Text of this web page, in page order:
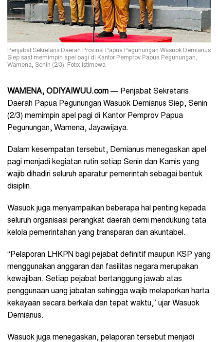
Penjabat Sekretaris Daerah Provinsi Papua Pegunungan Wasuok Demianus
Siep saat memimpin apel pagi di Kantor Pemprov Papua Pegunungan,
Wamena, Senin (2/3). Foto: Istimewa
WAMENA, ODIYAIWUU.com — Penjabat Sekretaris
Daerah Papua Pegunungan Wasuok Demianus Siep, Senin
(2/3) memimpin apel pagi di Kantor Pemprov Papua
Pegunungan, Wamena, Jayawijaya.
Dalam kesempatan tersebut, Demianus menegaskan apel
pagi menjadi kegiatan rutin setiap Senin dan Kamis yang
wajib dihadiri seluruh aparatur pemerintah sebagai bentuk
disiplin.
Wasuok juga menyampaikan beberapa hal penting kepada
seluruh organisasi perangkat daerah demi mendukung tata
kelola pemerintahan yang transparan dan akuntabel.
“Pelaporan LHKPN bagi pejabat definitif maupun KSP yang
menggunakan anggaran dan fasilitas negara merupakan
kewajiban. Setiap pejabat bertanggung jawab atas
penggunaan uang jabatan sehingga wajib melaporkan harta
kekayaan secara berkala dan tepat waktu,” ujar Wasuok
Demianus.
Wasuok juga menegaskan, pelaporan tersebut menjadi